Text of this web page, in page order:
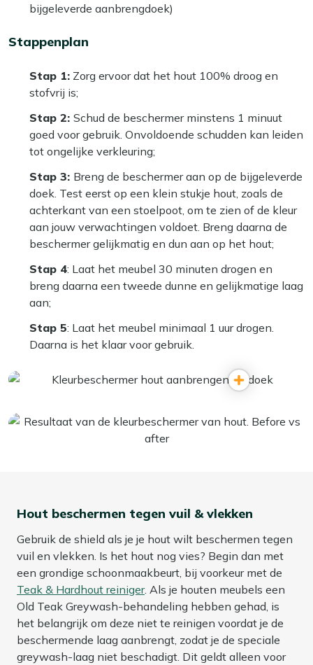
bijgeleverde aanbrengdoek)
Stappenplan
Stap 1: Zorg ervoor dat het hout 100% droog en
stofvrij is;
Stap 2: Schud de beschermer minstens 1 minuut
goed voor gebruik. Onvoldoende schudden kan leiden
tot ongelijke verkleuring;
Stap 3: Breng de beschermer aan op de bijgeleverde
doek. Test eerst op een klein stukje hout, zoals de
achterkant van een stoelpoot, om te zien of de kleur
aan jouw verwachtingen voldoet. Breng daarna de
beschermer gelijkmatig en dun aan op het hout;
Stap 4: Laat het meubel 30 minuten drogen en
breng daarna een tweede dunne en gelijkmatige laag
aan;
Stap 5: Laat het meubel minimaal 1 uur drogen.
Daarna is het klaar voor gebruik.
Hout beschermen tegen vuil & vlekken
Gebruik de shield als je je hout wilt beschermen tegen
vuil en vlekken. Is het hout nog vies? Begin dan met
een grondige schoonmaakbeurt, bij voorkeur met de
Teak & Hardhout reiniger. Als je houten meubels een
Old Teak Greywash-behandeling hebben gehad, is
het belangrijk om deze niet te reinigen voordat je de
beschermende laag aanbrengt, zodat je de speciale
greywash-laag niet beschadigt. Dit geldt alleen voor